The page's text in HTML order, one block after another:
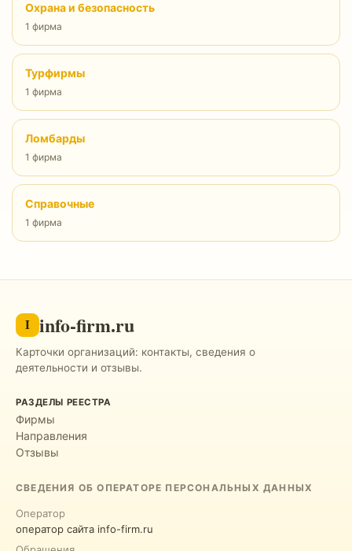
Охрана и безопасность
1 фирма
Турфирмы
1 фирма
Ломбарды
1 фирма
Справочные
1 фирма
I info-firm.ru
Карточки организаций: контакты, сведения о
деятельности и отзывы.
РАЗДЕЛЫ РЕЕСТРА
Фирмы
Направления
Отзывы
СВЕДЕНИЯ ОБ ОПЕРАТОРЕ ПЕРСОНАЛЬНЫХ ДАННЫХ
Оператор
оператор сайта info-firm.ru